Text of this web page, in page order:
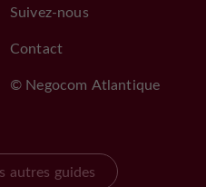
Suivez-nous
Contact
© Negocom Atlantique
autres guides